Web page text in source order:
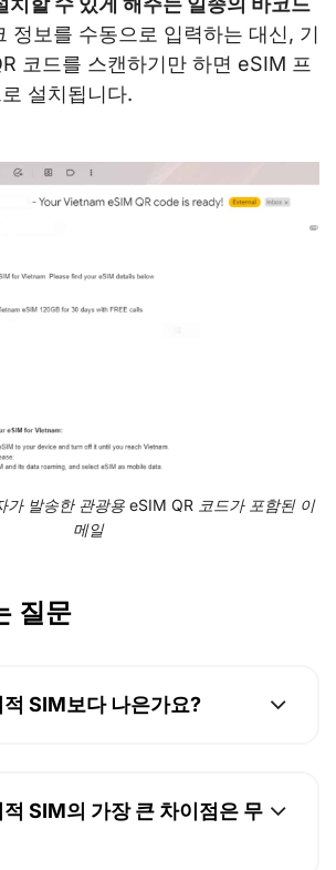
정보를 수동으로 입력하는 대신, 기
코드를 스캔하기만 하면 eSIM 프
설치됩니다.
발송한 관광용 eSIM QR 코드가 포함된 이
메일
질문
SIM보다 나은가요?
SIM의 가장 큰 차이점은 무